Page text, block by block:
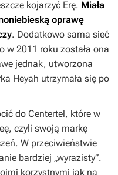
kojarzyć Erę. Miała
oprawę
. Dodatkowo sama sieć
w 2011 roku została ona
jednak, utworzona
Heyah utrzymała się po
do Centertel, które w
czyli swoją markę
W przeciwieństwie
bardziej „wyrazisty”.
korzystnymi jak na